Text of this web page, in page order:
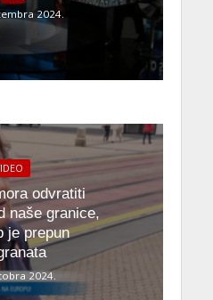
2024.
odvratiti
naše granice,
je prepun
2024.